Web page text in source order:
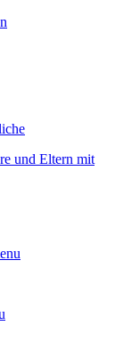
und Eltern mit